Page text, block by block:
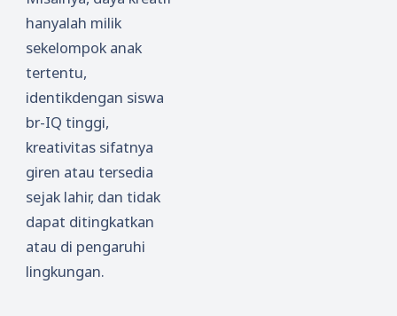
hanyalah milik
sekelompok anak
tertentu,
identikdengan siswa
br-IQ tinggi,
kreativitas sifatnya
giren atau tersedia
sejak lahir, dan tidak
dapat ditingkatkan
atau di pengaruhi
lingkungan.